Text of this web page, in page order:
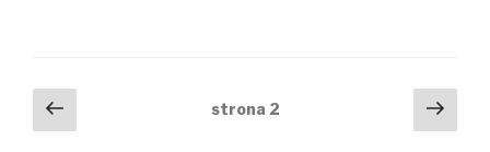
Nawigacja
postrona
strona 2